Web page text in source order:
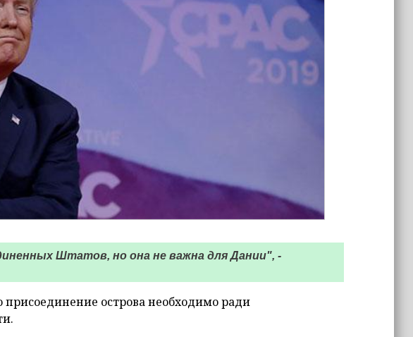
Штатов, но она не важна для Дании", -
острова необходимо ради